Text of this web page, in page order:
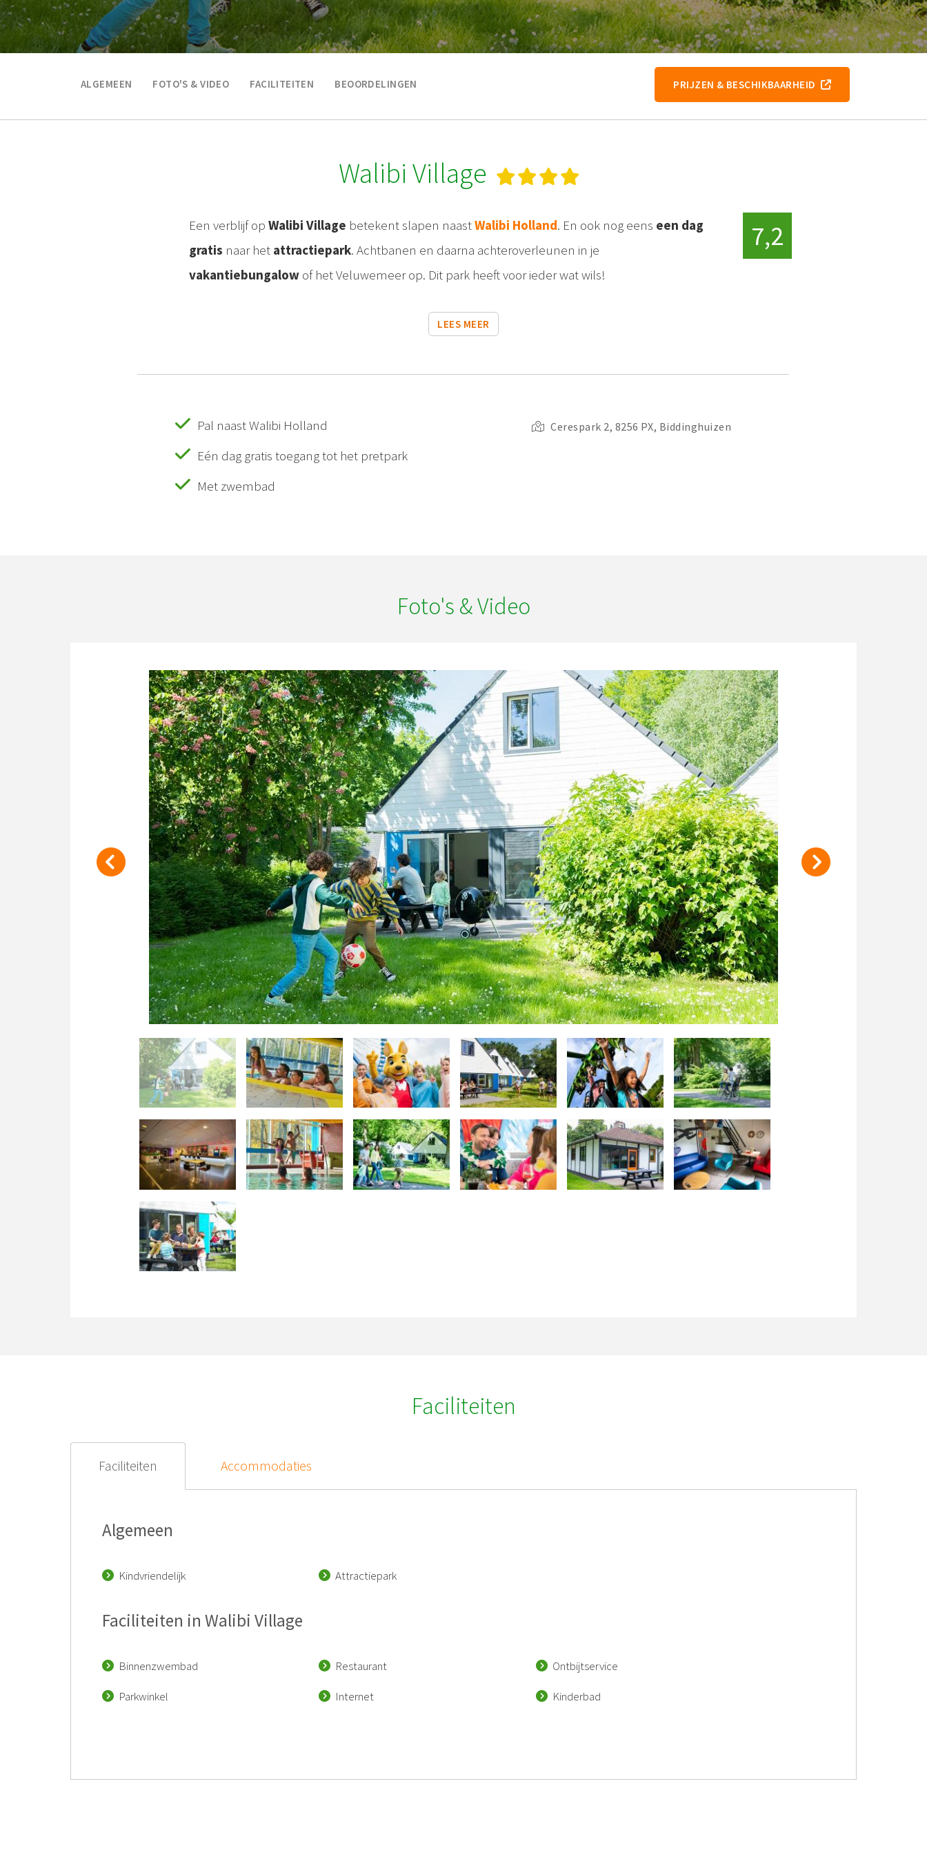
ALGEMEEN FOTO'S & VIDEO FACILITEITEN BEOORDELINGEN PRIJZEN & BESCHIKBAARHEID
Walibi Village
Een verblijf opWalibi Village betekent slapen naastWalibi Holland. En ook nog eens een dag
gratis naar het attractiepark. Achtbanen en daarna achteroverleunen in je
vakantiebungalow of het Veluwemeer op. Dit park heeft voor ieder wat wils!
7,2
LEES MEER
Pal naast Walibi Holland
Eén dag gratis toegang tot het pretpark
Met zwembad
Cerespark 2, 8256 PX, Biddinghuizen
Foto's & Video
Faciliteiten
Faciliteiten Accommodaties
Algemeen
Kindvriendelijk Attractiepark
Faciliteiten in Walibi Village
Binnenzwembad Restaurant
Ontbijtservice
Parkwinkel
Internet Kinderbad